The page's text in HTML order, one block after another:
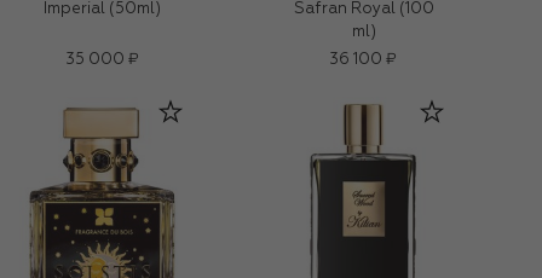
Imperial (50ml)
35 000 ₽
Safran Royal (100
ml)
36 100 ₽